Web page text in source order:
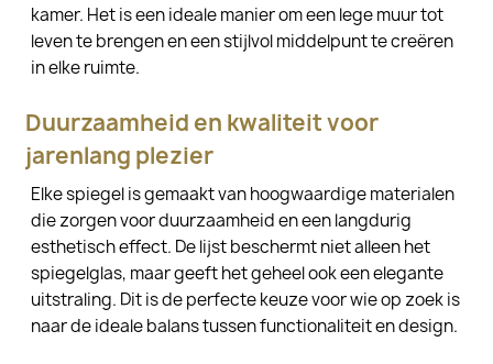
kamer. Het is een ideale manier om een lege muur tot
leven te brengen en een stijlvol middelpunt te creëren
in elke ruimte.
Duurzaamheid en kwaliteit voor
jarenlang plezier
Elke spiegel is gemaakt van hoogwaardige materialen
die zorgen voor duurzaamheid en een langdurig
esthetisch effect. De lijst beschermt niet alleen het
spiegelglas, maar geeft het geheel ook een elegante
uitstraling. Dit is de perfecte keuze voor wie op zoek is
naar de ideale balans tussen functionaliteit en design.